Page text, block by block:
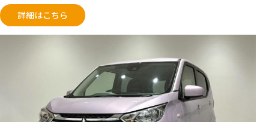
詳細はこちら